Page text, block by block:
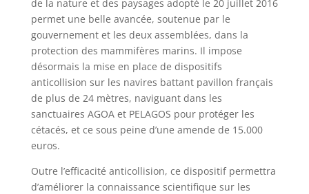
de la nature et des paysages adopté le 20 juillet 2016
permet une belle avancée, soutenue par le
gouvernement et les deux assemblées, dans la
protection des mammifères marins. Il impose
désormais la mise en place de dispositifs
anticollision sur les navires battant pavillon français
de plus de 24 mètres, naviguant dans les
sanctuaires AGOA et PELAGOS pour protéger les
cétacés, et ce sous peine d’une amende de 15.000
euros.
Outre l’efficacité anticollision, ce dispositif permettra
d’améliorer la connaissance scientifique sur les